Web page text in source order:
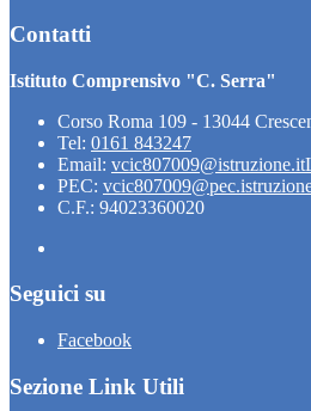
Contatti
Istituto Comprensivo "C. Serra"
Corso Roma 109 - 13044
Tel: 0161 843247
Email: vcic807009@istruzione.it
PEC:
C.F.: 94023360020
Seguici su
Facebook
Sezione Link Utili